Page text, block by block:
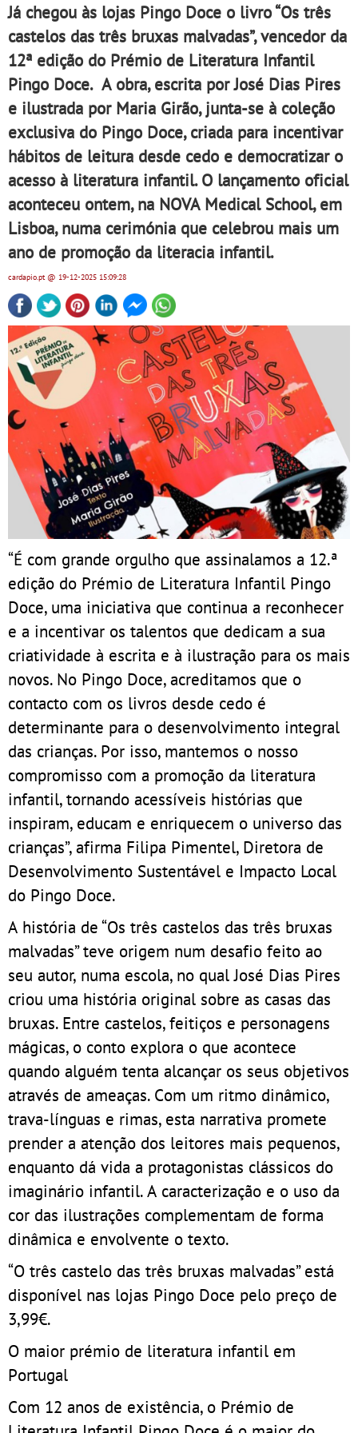
Já chegou às lojas Pingo Doce o livro “Os três
castelos das três bruxas malvadas”, vencedor da
12ª edição do Prémio de Literatura Infantil
Pingo Doce. A obra, escrita por José Dias Pires
e ilustrada por Maria Girão, junta-se à coleção
exclusiva do Pingo Doce, criada para incentivar
hábitos de leitura desde cedo e democratizar o
acesso à literatura infantil. O lançamento oficial
aconteceu ontem, na NOVA Medical School, em
Lisboa, numa cerimónia que celebrou mais um
ano de promoção da literacia infantil.
cardapio.pt@ 19-12-2025 15:09:28
“É com grande orgulho que assinalamos a 12.ª
edição do Prémio de Literatura Infantil Pingo
Doce, uma iniciativa que continua a reconhecer
e a incentivar os talentos que dedicam a sua
criatividade à escrita e à ilustração para os mais
novos. No Pingo Doce, acreditamos que o
contacto com os livros desde cedo é
determinante para o desenvolvimento integral
das crianças. Por isso, mantemos o nosso
compromisso com a promoção da literatura
infantil, tornando acessíveis histórias que
inspiram, educam e enriquecem o universo das
crianças”, afirma Filipa Pimentel, Diretora de
Desenvolvimento Sustentável e Impacto Local
do Pingo Doce.
A história de “Os três castelos das três bruxas
malvadas” teve origem num desafio feito ao
seu autor, numa escola, no qual José Dias Pires
criou uma história original sobre as casas das
bruxas. Entre castelos, feitiços e personagens
mágicas, o conto explora o que acontece
quando alguém tenta alcançar os seus objetivos
através de ameaças. Com um ritmo dinâmico,
trava-línguas e rimas, esta narrativa promete
prender a atenção dos leitores mais pequenos,
enquanto dá vida a protagonistas clássicos do
imaginário infantil. A caracterização e o uso da
cor das ilustrações complementam de forma
dinâmica e envolvente o texto.
“O três castelo das três bruxas malvadas” está
disponível nas lojas Pingo Doce pelo preço de
3,99€.
O maior prémio de literatura infantil em
Portugal
Com 12 anos de existência, o Prémio de